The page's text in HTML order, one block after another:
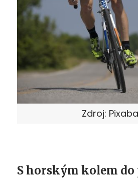
Zdroj:
S horským kolem